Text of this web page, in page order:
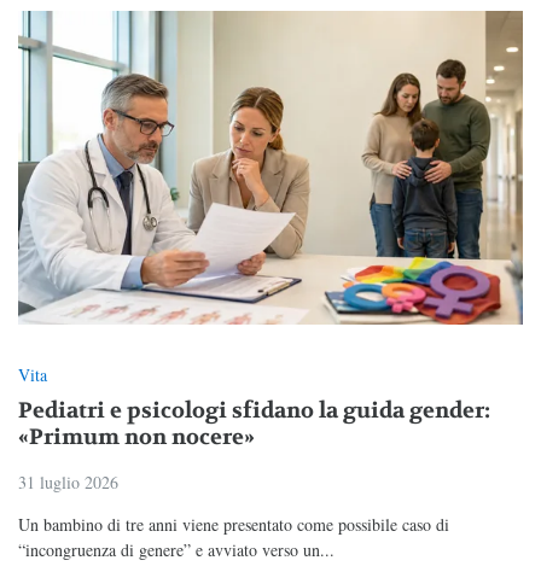
Vita
Pediatri e psicologi sfidano la guida gender:
«Primum non nocere»
31 luglio 2026
Un bambino di tre anni viene presentato come possibile caso di
“incongruenza di genere” e avviato verso un...